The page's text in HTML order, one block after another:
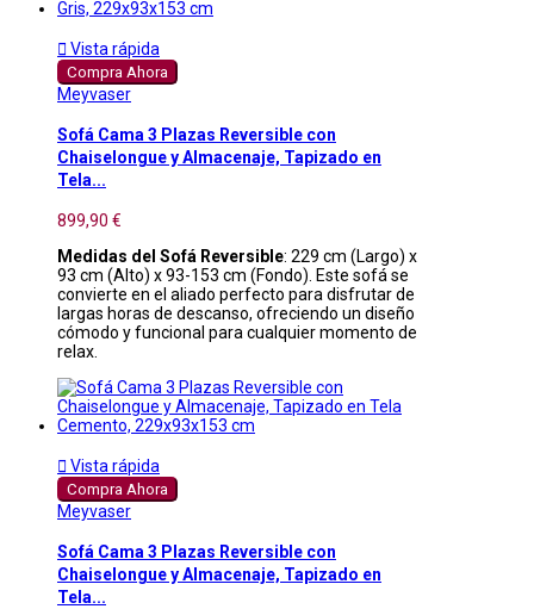
 Vista rápida
Compra Ahora
Meyvaser
Sofá Cama 3 Plazas Reversible con
Chaiselongue y Almacenaje, Tapizado en
Tela...
899,90 €
Medidas del Sofá Reversible: 229 cm (Largo) x
93 cm (Alto) x 93-153 cm (Fondo). Este sofá se
convierte en el aliado perfecto para disfrutar de
largas horas de descanso, ofreciendo un diseño
cómodo y funcional para cualquier momento de
relax.
 Vista rápida
Compra Ahora
Meyvaser
Sofá Cama 3 Plazas Reversible con
Chaiselongue y Almacenaje, Tapizado en
Tela...